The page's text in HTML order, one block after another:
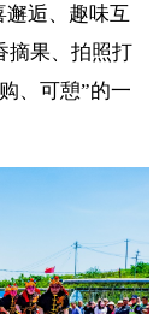
邂逅、趣味互
摘果、拍照打
、可憩”的一